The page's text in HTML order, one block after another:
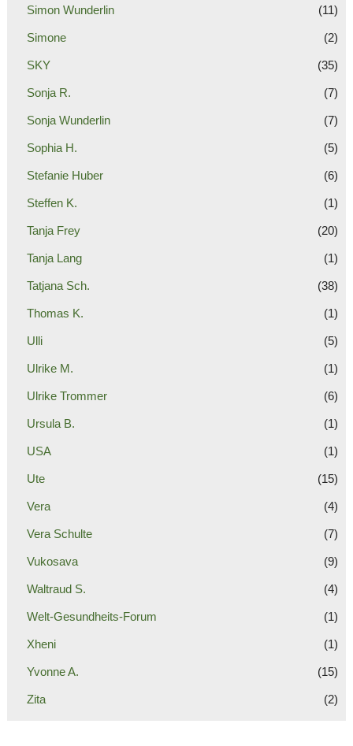
Simon Wunderlin (11)
Simone (2)
SKY (35)
Sonja R. (7)
Sonja Wunderlin (7)
Sophia H. (5)
Stefanie Huber (6)
Steffen K. (1)
Tanja Frey (20)
Tanja Lang (1)
Tatjana Sch. (38)
Thomas K. (1)
Ulli (5)
Ulrike M. (1)
Ulrike Trommer (6)
Ursula B. (1)
USA (1)
Ute (15)
Vera (4)
Vera Schulte (7)
Vukosava (9)
Waltraud S. (4)
Welt-Gesundheits-Forum (1)
Xheni (1)
Yvonne A. (15)
Zita (2)